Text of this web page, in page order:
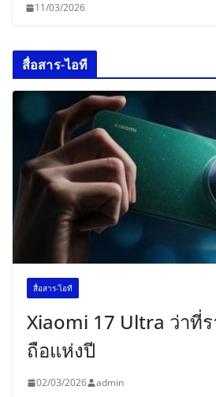
11/03/2026
สื่อสาร-ไอที
สื่อสาร-ไอที
Xiaomi 17 Ultra ว่าที่
ถือแห่งปี
02/03/2026 admin